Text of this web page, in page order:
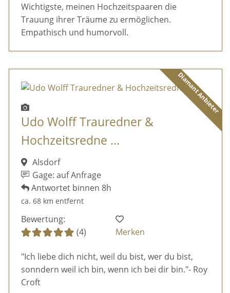
Wichtigste, meinen Hochzeitspaaren die
Trauung ihrer Träume zu ermöglichen.
Empathisch und humorvoll.
Diamant Anbieter
Udo Wolff Trauredner &
Hochzeitsredne ...
Alsdorf
Gage: auf Anfrage
Antwortet binnen 8h
ca. 68 km entfernt
Bewertung:
(4)
Merken
"Ich liebe dich nicht, weil du bist, wer du bist,
sonndern weil ich bin, wenn ich bei dir bin."- Roy
Croft